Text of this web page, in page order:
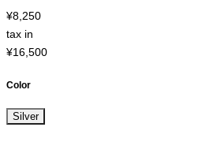
¥8,250
tax in
¥16,500
Color
Silver